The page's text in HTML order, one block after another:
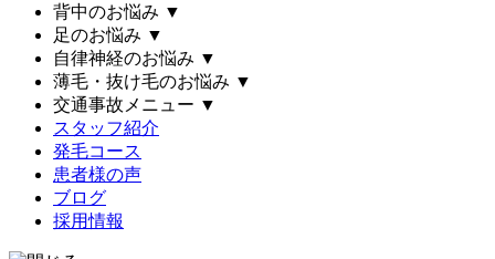
背中のお悩み ▼
足のお悩み ▼
自律神経のお悩み ▼
薄毛・抜け毛のお悩み ▼
交通事故メニュー ▼
スタッフ紹介
発毛コース
患者様の声
ブログ
採用情報